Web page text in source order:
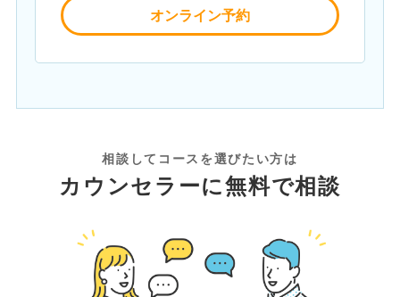
オンライン予約
相談してコースを選びたい方は
カウンセラーに無料で相談